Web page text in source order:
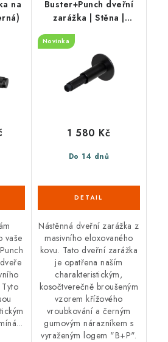
na
vaše
Buster+Punch dveřní
zarážka | Stěna |
CROSS (černá)
Novinka
Do 14 dnů
1 580 Kč
Nástěnná dveřní zarážka z
masivního eloxovaného
kovu. Tato dveřní zarážka
je opatřena naším
charakteristickým,
kosočtverečně broušeným
vzorem křížového
vroubkování a černým
gumovým nárazníkem s
vyraženým logem "B+P".